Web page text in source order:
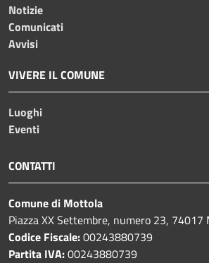
Notizie
Comunicati
Avvisi
VIVERE IL COMUNE
Luoghi
Eventi
CONTATTI
Comune di Mottola
Piazza XX Settembre, numero 23, 74017
Codice Fiscale:00243880739
Partita IVA:00243880739